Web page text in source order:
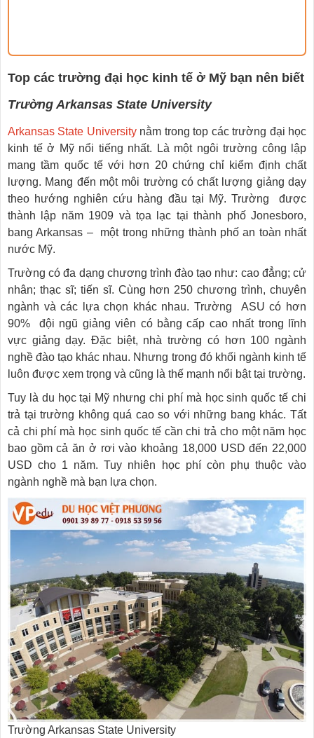
Top các trường đại học kinh tế ở Mỹ bạn nên biết
Trường Arkansas State University
Arkansas State Universitynằm trong top các trường đại học
kinh tế ở Mỹ nổi tiếng nhất. Là một ngôi trường công lập
mang tầm quốc tế với hơn 20 chứng chỉ kiểm định chất
lượng. Mang đến một môi trường có chất lượng giảng dạy
theo hướng nghiên cứu hàng đầu tại Mỹ. Trường được
thành lập năm 1909 và tọa lạc tại thành phố Jonesboro,
bang Arkansas – một trong những thành phố an toàn nhất
nước Mỹ.
Trường có đa dạng chương trình đào tạo như: cao đẳng; cử
nhân; thạc sĩ; tiến sĩ. Cùng hơn 250 chương trình, chuyên
ngành và các lựa chọn khác nhau. Trường ASU có hơn
90% đội ngũ giảng viên có bằng cấp cao nhất trong lĩnh
vực giảng dạy. Đặc biệt, nhà trường có hơn 100 ngành
nghề đào tạo khác nhau. Nhưng trong đó khối ngành kinh tế
luôn được xem trọng và cũng là thế mạnh nổi bật tại trường.
Tuy là du học tại Mỹ nhưng chi phí mà học sinh quốc tế chi
trả tại trường không quá cao so với những bang khác. Tất
cả chi phí mà học sinh quốc tế cần chi trả cho một năm học
bao gồm cả ăn ở rơi vào khoảng 18,000 USD đến 22,000
USD cho 1 năm. Tuy nhiên học phí còn phụ thuộc vào
ngành nghề mà bạn lựa chọn.
Trường Arkansas State University